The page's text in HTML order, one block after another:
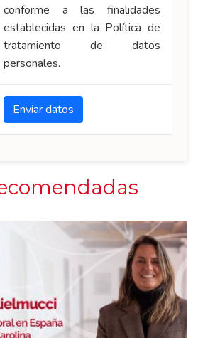
conforme a las finalidades
establecidas en la Política de
tratamiento de datos
personales.